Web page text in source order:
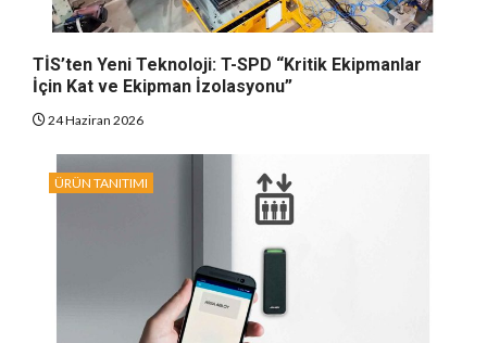
TİS’ten Yeni Teknoloji: T-SPD “Kritik Ekipmanlar
İçin Kat ve Ekipman İzolasyonu”
24 Haziran 2026
ÜRÜN TANITIMI